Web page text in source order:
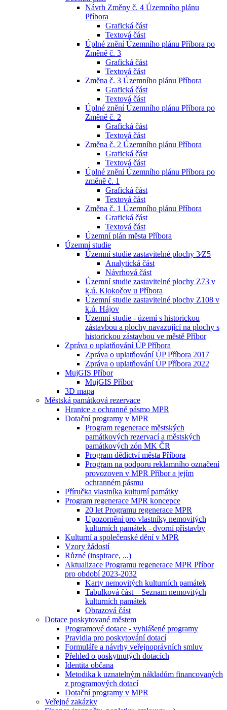
Návrh Změny č. 4 Územního plánu
Příbora
Grafická část
Textová část
Úplné znění Územního plánu Příbora po
Změně č. 3
Grafická část
Textová část
Změna č. 3 Územního plánu Příbora
Grafická část
Textová část
Úplné znění Územního plánu Příbora po
Změně č. 2
Grafická část
Textová část
Změna č. 2 Územního plánu Příbora
Grafická část
Textová část
Úplné znění Územního plánu Příbora po
změně č. 1
Grafická část
Textová část
Změna č. 1 Územního plánu Příbora
Grafická část
Textová část
Územní plán města Příbora
Územní studie
Územní studie zastavitelné plochy 3⁄Z5
Analytická část
Návrhová část
Územní studie zastavitelné plochy Z73 v
k.ú. Klokočov u Příbora
Územní studie zastavitelné plochy Z108 v
k.ú. Hájov
Územní studie - území s historickou
zástavbou a plochy navazující na plochy s
historickou zástavbou ve městě Příbor
Zpráva o uplatňování ÚP Příbora
Zpráva o uplatňování ÚP Příbora 2017
Zpráva o uplatňování ÚP Příbora 2022
MujGIS Příbor
MujGIS Příbor
3D mapa
Městská památková rezervace
Hranice a ochranné pásmo MPR
Dotační programy v MPR
Program regenerace městských
památkových rezervací a městských
památkových zón MK ČR
Program dědictví města Příbora
Program na podporu reklamního označení
provozoven v MPR Příbor a jejím
ochranném pásmu
Příručka vlastníka kulturní památky
Program regenerace MPR koncepce
20 let Programu regenerace MPR
Upozornění pro vlastníky nemovitých
kulturních památek - dvorní přístavby
Kulturní a společenské dění v MPR
Vzory žádostí
Různé (inspirace, ...)
Aktualizace Programu regenerace MPR Příbor
pro období 2023-2032
Karty nemovitých kulturních památek
Tabulková část – Seznam nemovitých
kulturních památek
Obrazová část
Dotace poskytované městem
Programové dotace - vyhlášené programy
Pravidla pro poskytování dotací
Formuláře a návrhy veřejnoprávních smluv
Přehled o poskytnutých dotacích
Identita občana
Metodika k uznatelným nákladům financovaných
z programových dotací
Dotační programy v MPR
Veřejné zakázky